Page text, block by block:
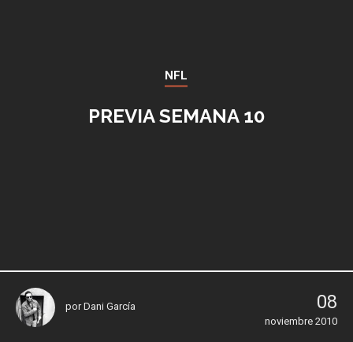
NFL
PREVIA SEMANA 10
porDani García 08
noviembre 2010